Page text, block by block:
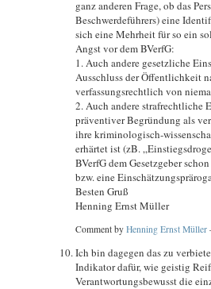
ganz anderen Frage, ob das
Beschwerdeführers) eine
sich eine Mehrheit für so ein
Angst vor dem BVerfG:
1. Auch andere gesetzliche
Ausschluss der Öffentlichkeit
verfassungsrechtlich von
2. Auch andere strafrechtliche
präventiver Begründung als
ihre kriminologisch-
erhärtet ist (zB.
BVerfG dem Gesetzgeber
bzw. eine
Besten Gruß
Henning Ernst Müller
Comment by Henning Ernst Müller
Ich bin dagegen das zu
Indikator dafür, wie geistig
Verantwortungsbewusst die